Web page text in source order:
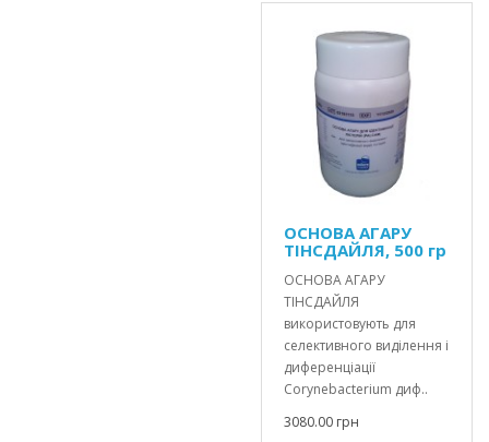
ОСНОВА АГАРУ
ТІНСДАЙЛЯ, 500 гр
ОСНОВА АГАРУ
ТІНСДАЙЛЯ
використовують для
селективного виділення і
диференціації
Corynebacterium диф..
3080.00 грн